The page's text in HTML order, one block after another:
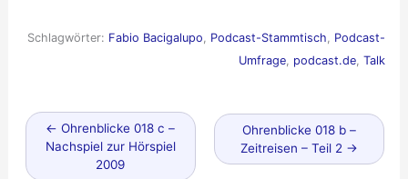
Schlagwörter: Fabio Bacigalupo Podcast-Stammtisch
Podcast-
Umfrage podcast.de ,Talk
Älterer
Beitrag
Ohrenblicke 018 b –
Zeitreisen – Teil 2 →
← Neuerer
Beitrag
Ohrenblicke 018 c –
Nachspiel zur Hörspiel
2009